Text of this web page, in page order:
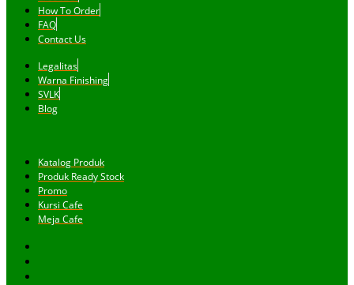
How To Order
FAQ
Contact Us
Legalitas
Warna Finishing
SVLK
Blog
Katalog Produk
Produk Ready Stock
Promo
Kursi Cafe
Meja Cafe